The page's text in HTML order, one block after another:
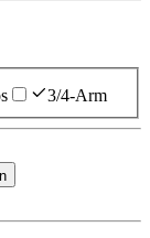
3/4-Arm